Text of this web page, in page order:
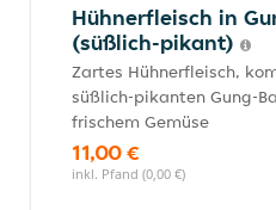
Hühnerfleisch in
(süßlich-pikant)
Zartes Hühnerfleisch,
süßlich-pikanten Gung-
frischem Gemüse
11,00 €
inkl. Pfand (0,00 €)